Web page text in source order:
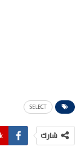
SELECT
شارك